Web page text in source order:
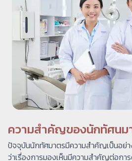
ความสำคัญของนักทัศนม
ปัจจุบันนักทัศมาตรมีความสำคัญเป็นอย่า
ว่าเรื่องการมองเห็นมีความสำคัญต่อกา